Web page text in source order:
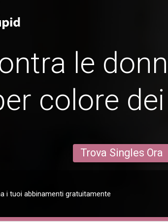
le
colore
Trova Singles Ora
i tuoi abbinamenti gratuitamente